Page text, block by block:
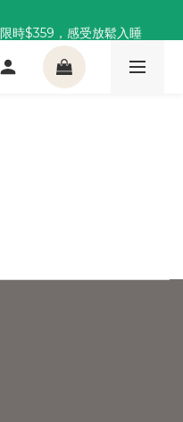
時$359，感受放鬆入睡
起，最高享 6 折